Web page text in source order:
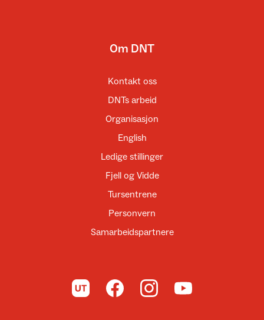
Om DNT
Kontakt oss
DNTs arbeid
Organisasjon
English
Ledige stillinger
Fjell og Vidde
Tursentrene
Personvern
Samarbeidspartnere
Til UT.no Til DNT på Facebook
Til DNT på Instagram
Til DNT på YouTube